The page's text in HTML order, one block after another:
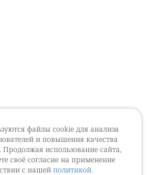
файлы cookie для анализа
и повышения качества
Продолжая использование сайта,
своё согласие на применение
с нашей политикой.